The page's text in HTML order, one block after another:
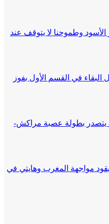
وطموحنا لا يتوقف عند
في القسم الأول بفوز
يتصدر بطولة عصبة مراكش-
مواجهة المغرب وهايتي في